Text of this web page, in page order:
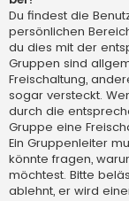
Du findest die
persönlichen
du dies mit der
Gruppen sind
Freischaltung,
sogar versteckt.
durch die
Gruppe eine
Ein Gruppenleiter
könnte fragen,
möchtest. Bitte
ablehnt, er wird